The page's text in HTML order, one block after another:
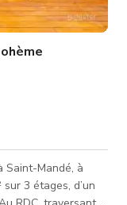
Saint-Mandé, à
3 étages, d’un